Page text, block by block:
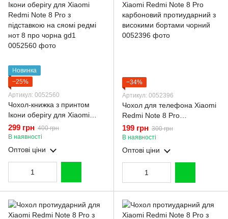
Новинка
−25%
Артикул: 0052560
Чохол-книжка з принтом
Ікони оберігу для Xiaomi
Redmi Note 8 Pro з
підставкою на сяомі редмі
нот 8 про чорна gd1
299 грн 400 грн
В наявності
Оптові ціни
−34%
Артикул: 0052396
Чохол для телефона Xiaomi
Redmi Note 8 Pro
карбоновий протиударний з
високими бортами чорний
199 грн 300 грн
В наявності
Оптові ціни